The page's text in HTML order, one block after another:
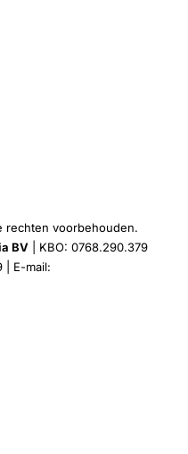
rechten voorbehouden.
BV | KBO: 0768.290.379
| E-mail: